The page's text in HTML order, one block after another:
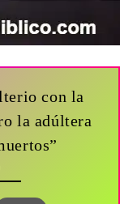
con la
la adúltera